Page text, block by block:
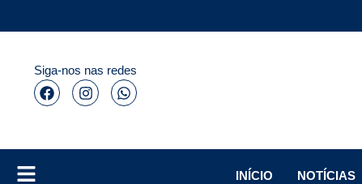
Siga-nos nas redes
INÍCIO
NOTÍCIAS